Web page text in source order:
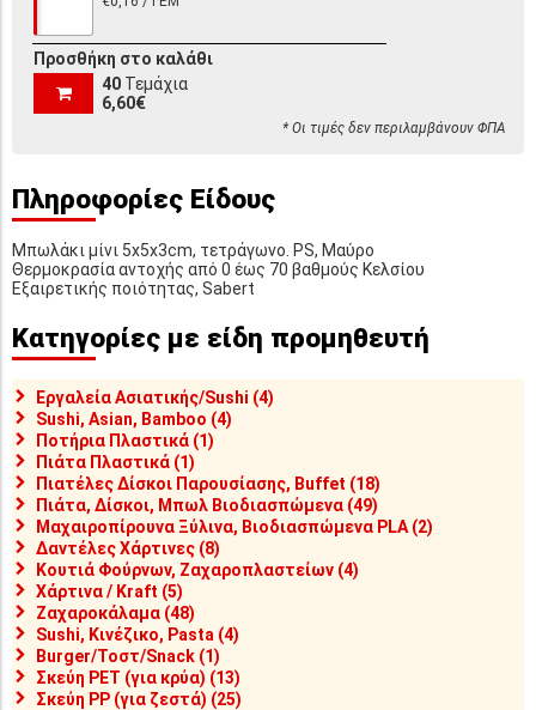
Προσθήκη στο καλάθι
40 Τεμάχια
6,60€
* Οι τιμές δεν περιλαμβάνουν ΦΠΑ
Πληροφορίες Είδους
Μπωλάκι μίνι 5x5x3cm, τετράγωνο. PS, Μαύρο
Θερμοκρασία αντοχής από 0 έως 70 βαθμούς Κελσίου
Εξαιρετικής ποιότητας, Sabert
Κατηγορίες με είδη προμηθευτή
Εργαλεία Ασιατικής/Sushi (4)
Sushi, Asian, Bamboo (4)
Ποτήρια Πλαστικά (1)
Πιάτα Πλαστικά (1)
Πιατέλες Δίσκοι Παρουσίασης, Buffet (18)
Πιάτα, Δίσκοι, Μπωλ Βιοδιασπώμενα (49)
Μαχαιροπίρουνα Ξύλινα, Βιοδιασπώμενα PLA (2)
Δαντέλες Χάρτινες (8)
Κουτιά Φούρνων, Ζαχαροπλαστείων (4)
Χάρτινα / Kraft (5)
Ζαχαροκάλαμα (48)
Sushi, Κινέζικο, Pasta (4)
Burger/Τοστ/Snack (1)
Σκεύη PET (για κρύα) (13)
Σκεύη PP (για ζεστά) (25)